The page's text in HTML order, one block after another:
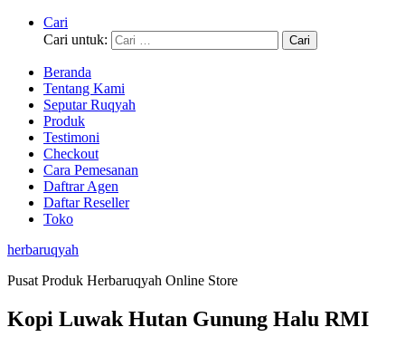
Cari
Cari untuk:
Beranda
Tentang Kami
Seputar Ruqyah
Produk
Testimoni
Checkout
Cara Pemesanan
Daftrar Agen
Daftar Reseller
Toko
herbaruqyah
Pusat Produk Herbaruqyah Online Store
Kopi Luwak Hutan Gunung Halu RMI